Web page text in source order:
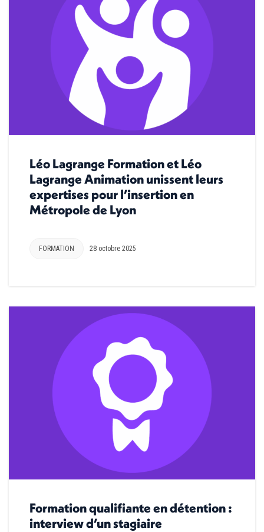
Léo Lagrange Formation et Léo
Lagrange Animation unissent leurs
expertises pour l’insertion en
Métropole de Lyon
FORMATION 28 octobre 2025
Formation qualifiante en détention :
interview d’un stagiaire